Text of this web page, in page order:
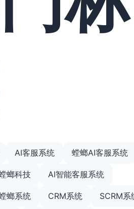
AI客服系统 螳螂AI客服系统
螂科技 AI智能客服系统
螂系统 CRM系统 SCRM系